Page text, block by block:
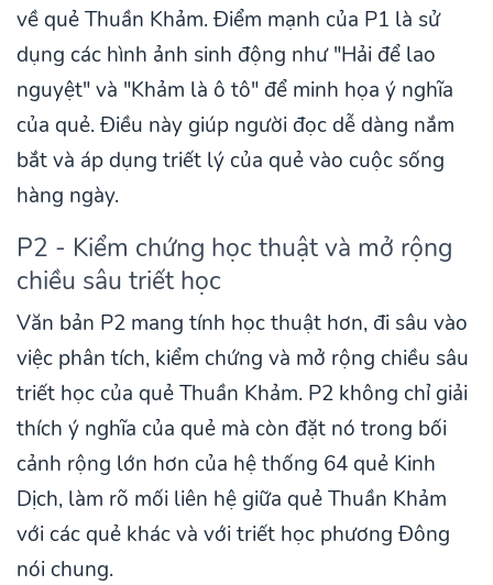
về quẻ Thuần Khảm. Điểm mạnh của P1 là sử
dụng các hình ảnh sinh động như "Hải để lao
nguyệt" và "Khảm là ô tô" để minh họa ý nghĩa
của quẻ. Điều này giúp người đọc dễ dàng nắm
bắt và áp dụng triết lý của quẻ vào cuộc sống
hàng ngày.
P2 - Kiểm chứng học thuật và mở rộng
chiều sâu triết học
Văn bản P2 mang tính học thuật hơn, đi sâu vào
việc phân tích, kiểm chứng và mở rộng chiều sâu
triết học của quẻ Thuần Khảm. P2 không chỉ giải
thích ý nghĩa của quẻ mà còn đặt nó trong bối
cảnh rộng lớn hơn của hệ thống 64 quẻ Kinh
Dịch, làm rõ mối liên hệ giữa quẻ Thuần Khảm
với các quẻ khác và với triết học phương Đông
nói chung.